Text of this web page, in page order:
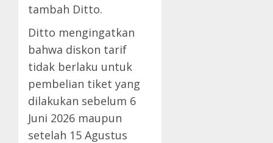
tambah Ditto.
Ditto mengingatkan
bahwa diskon tarif
tidak berlaku untuk
pembelian tiket yang
dilakukan sebelum 6
Juni 2026 maupun
setelah 15 Agustus